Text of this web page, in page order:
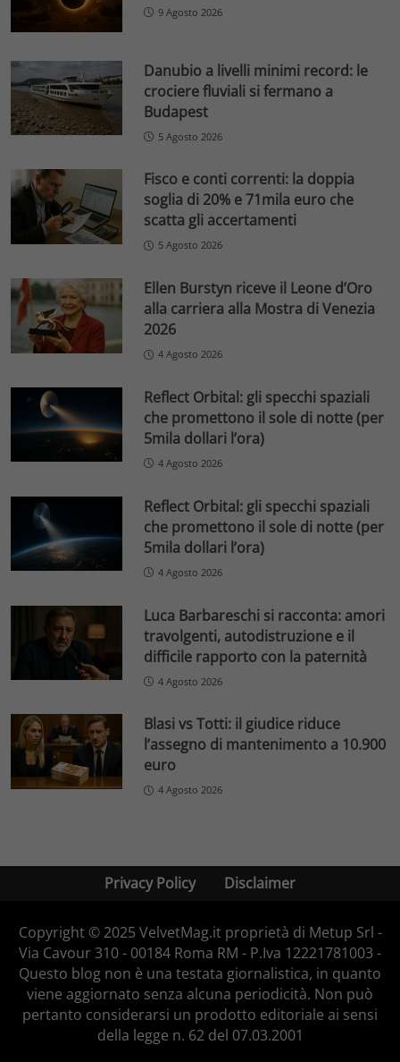
9 Agosto 2026
Danubio a livelli minimi record: le
crociere fluviali si fermano a
Budapest
5 Agosto 2026
Fisco e conti correnti: la doppia
soglia di 20% e 71mila euro che
scatta gli accertamenti
5 Agosto 2026
Ellen Burstyn riceve il Leone d’Oro
alla carriera alla Mostra di Venezia
2026
4 Agosto 2026
Reflect Orbital: gli specchi spaziali
che promettono il sole di notte (per
5mila dollari l’ora)
4 Agosto 2026
Reflect Orbital: gli specchi spaziali
che promettono il sole di notte (per
5mila dollari l’ora)
4 Agosto 2026
Luca Barbareschi si racconta: amori
travolgenti, autodistruzione e il
difficile rapporto con la paternità
4 Agosto 2026
Blasi vs Totti: il giudice riduce
l’assegno di mantenimento a 10.900
euro
4 Agosto 2026
Privacy Policy Disclaimer
Copyright © 2025 VelvetMag.it proprietà di Metup Srl -
Via Cavour 310 - 00184 Roma RM - P.Iva 12221781003 -
Questo blog non è una testata giornalistica, in quanto
viene aggiornato senza alcuna periodicità. Non può
pertanto considerarsi un prodotto editoriale ai sensi
della legge n. 62 del 07.03.2001